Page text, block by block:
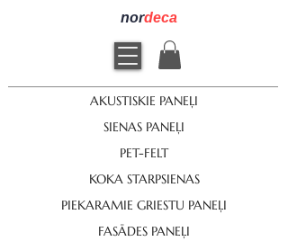
nordeca
AKUSTISKIE PANEĻI
SIENAS PANEĻI
PET-FELT
KOKA STARPSIENAS
PIEKARAMIE GRIESTU PANEĻI
FASĀDES PANEĻI